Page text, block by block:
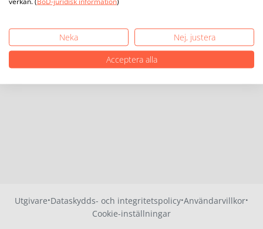
Utgivare·Dataskydds- och integritetspolicy·Användarvillkor·
Cookie-inställningar
Neka
Nej, justera
Acceptera alla